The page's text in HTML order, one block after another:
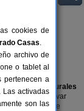
en
casas rurales
de reservar
reservar, te
cookies de
Casas.
archivo de
o tablet al
pertenecen a
Las activadas
son las